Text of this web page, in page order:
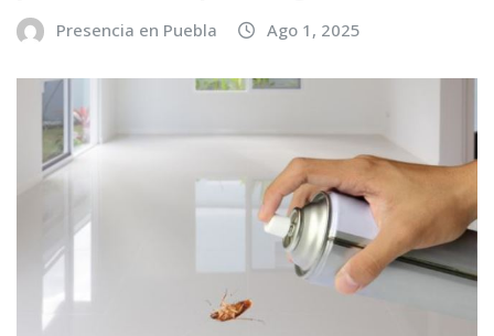
Presencia en Puebla Ago 1, 2025